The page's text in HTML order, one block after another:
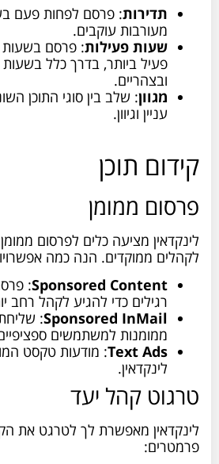
תדירות: פרסם לפחות פעם
מעורבות עוקבים.
שעות פעילות: פרסם
פעיל ביותר, בדרך כלל
ובצהריים.
מגוון: שלב בין סוגי התוכן
עניין וגיוון.
קידום תוכן
פרסום ממומן
לינקדאין מציעה כלים לפרסום
לקהלים ממוקדים. הנה כמה
Sponsored Content
:
רגילים כדי להגיע לקהל רחב
Sponsored InMail
:
ממומנות למשתמשים
Text Ads: מודעות טקסט
לינקדאין.
טרגוט קהל יעד
לינקדאין מאפשרת לך לטרגט את
פרמטרים: